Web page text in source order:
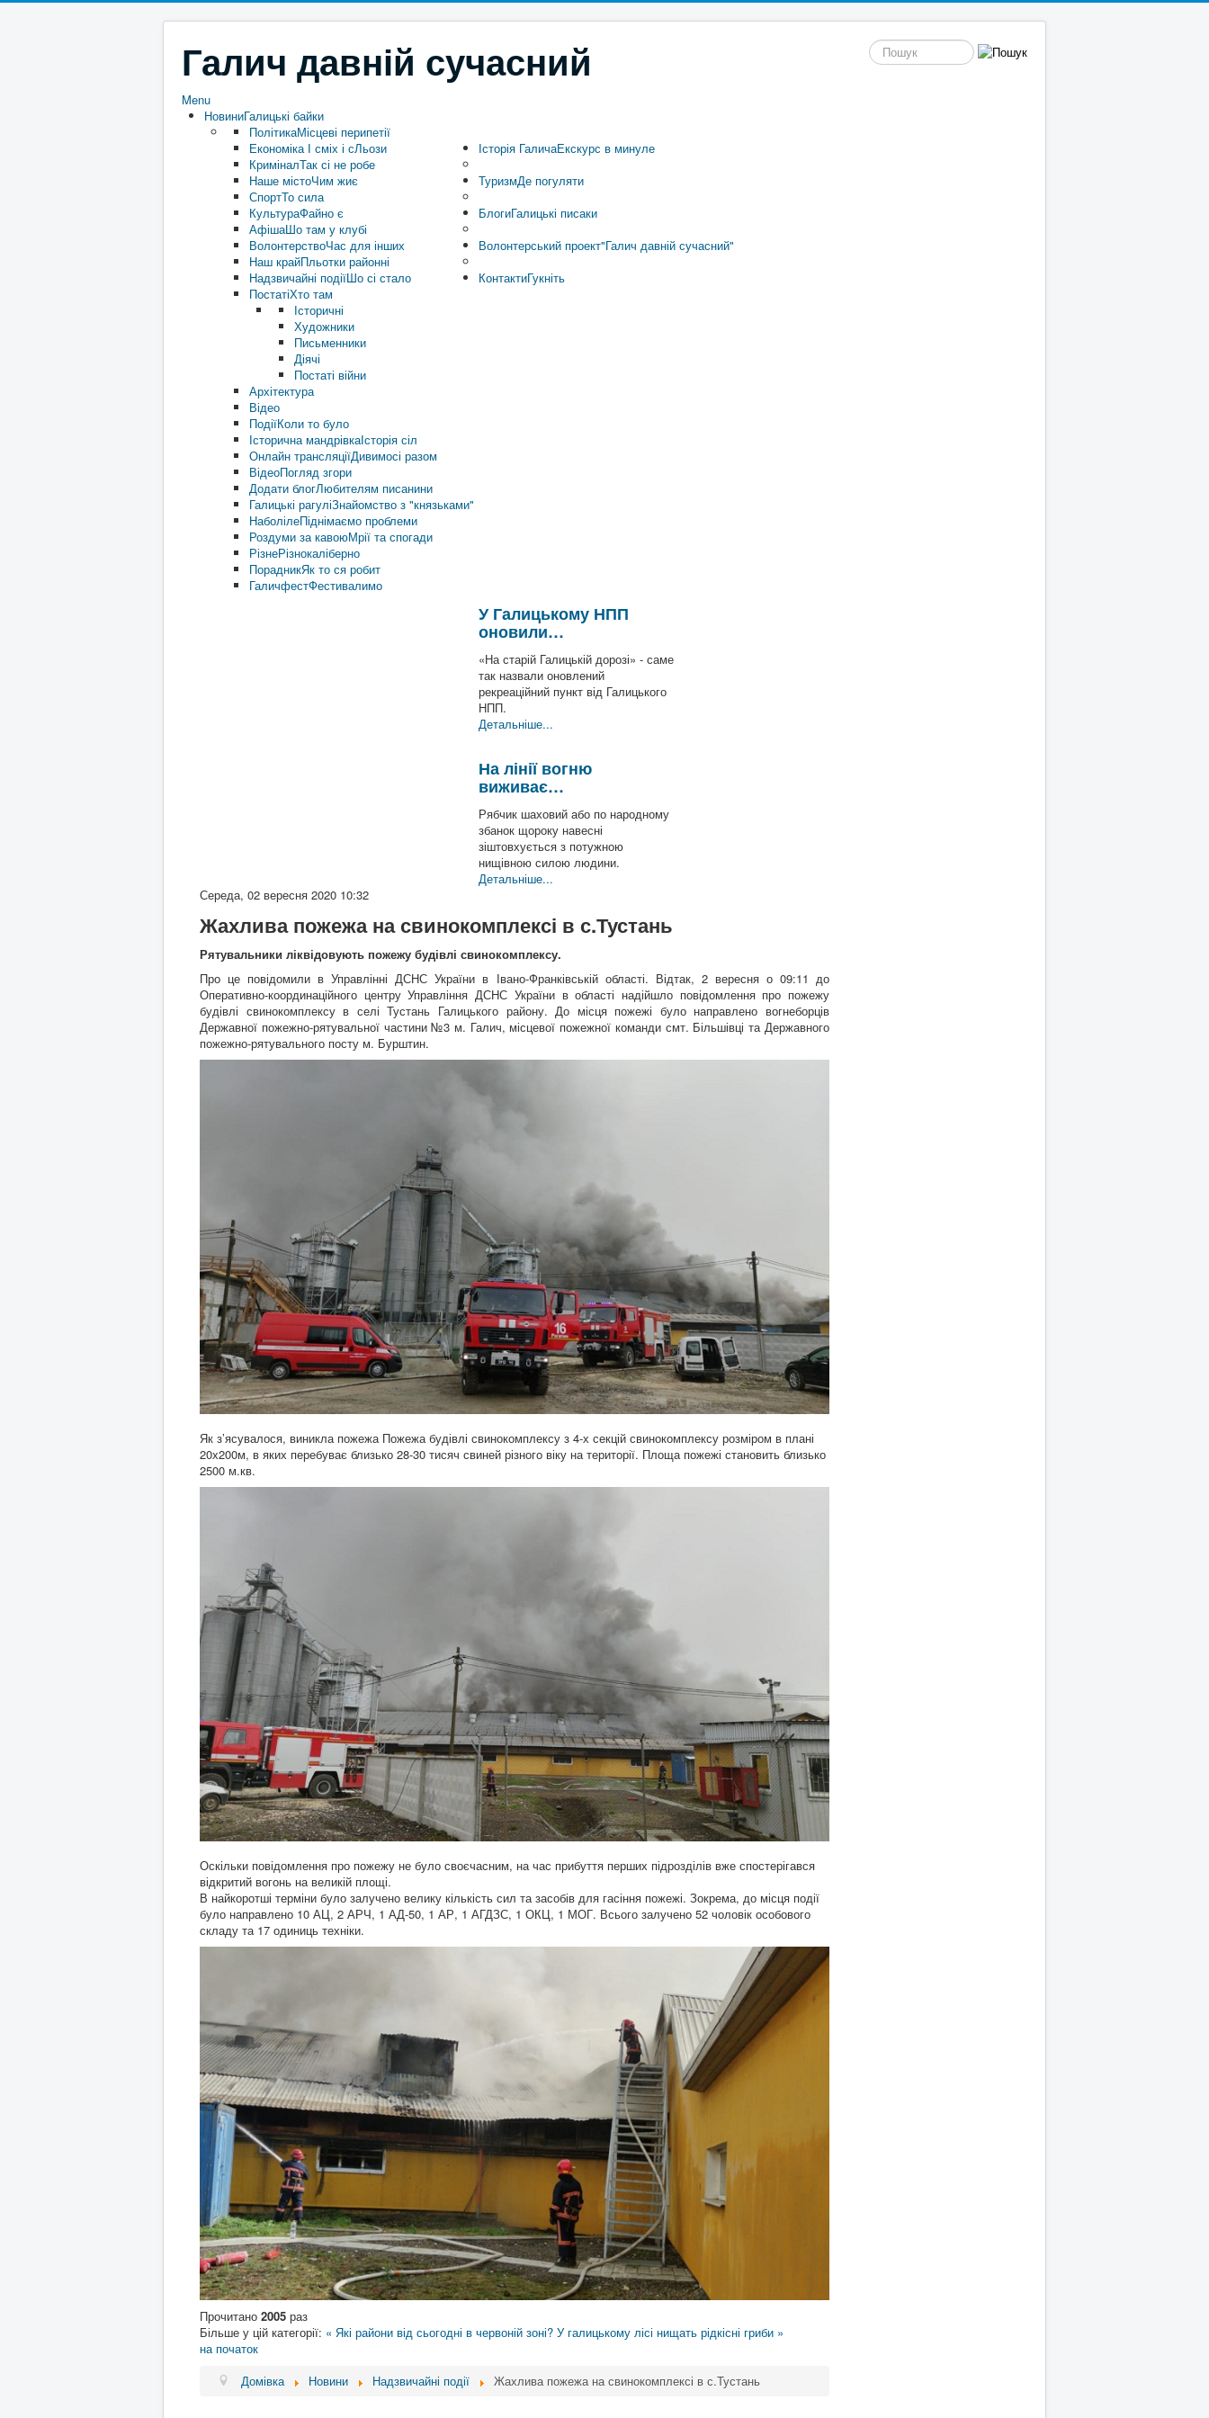
Галич давній сучасний пошук
Menu
НовиниГалицькі байки
ПолітикаМісцеві перипетії
ЕкономікаІ сміх і сЛьози
КриміналТак сі не робе
Наше містоЧим жиє
СпортТо сила
КультураФайно є
АфішаШо там у клубі
ВолонтерствоЧас для інших
Наш крайПльотки районні
Надзвичайні подіїШо сі стало
Історія ГаличаЕкскурс в минуле
ПостатіХто там
Історичні
Художники
Письменники
Діячі
Постаті війни
Архітектура
Відео
ПодіїКоли то було
Історична мандрівкаІсторія сіл
ТуризмДе погуляти
Онлайн трансляціїДивимосі разом
ВідеоПогляд згори
БлогиГалицькі писаки
Додати блогЛюбителям писанини
Галицькі рагуліЗнайомство з "князьками"
НаболілеПіднімаємо проблеми
Роздуми за кавоюМрії та спогади
РізнеРізнокаліберно
ПорадникЯк то ся робит
Волонтерський проект"Галич давній сучасний"
ГаличфестФестивалимо
КонтактиГукніть
У Галицькому НПП
оновили…
«На старій Галицькій дорозі» - саме
так назвали оновлений
рекреаційний пункт від Галицького
НПП.
Детальніше...
На лінії вогню
виживає…
Рябчик шаховий або по народному
збанок щороку навесні
зіштовхується з потужною
нищівною силою людини.
Детальніше...
Середа, 02 вересня 2020 10:32
Жахлива пожежа на свинокомплексі в с.Тустань
Рятувальники ліквідовують пожежу будівлі свинокомплексу.
Про це повідомили в Управлінні ДСНС України в Івано-Франківській області. Відтак, 2 вересня о 09:11 до
Оперативно-координаційного центру Управління ДСНС України в області надійшло повідомлення про пожежу
будівлі свинокомплексу в селі Тустань Галицького району. До місця пожежі було направлено вогнеборців
Державної пожежно-рятувальної частини №3 м. Галич, місцевої пожежної команди смт. Більшівці та Державного
пожежно-рятувального посту м. Бурштин.
Як з’ясувалося, виникла пожежа Пожежа будівлі свинокомплексу з 4-х секцій свинокомплексу розміром в плані
20х200м, в яких перебуває близько 28-30 тисяч свиней різного віку на території. Площа пожежі становить близько
2500 м.кв.
Оскільки повідомлення про пожежу не було своєчасним, на час прибуття перших підрозділів вже спостерігався
відкритий вогонь на великій площі.
В найкоротші терміни було залучено велику кількість сил та засобів для гасіння пожежі. Зокрема, до місця події
було направлено 10 АЦ, 2 АРЧ, 1 АД-50, 1 АР, 1 АГДЗС, 1 ОКЦ, 1 МОГ. Всього залучено 52 чоловік особового
складу та 17 одиниць техніки.
Прочитано 2005 раз
Більше у цій категорії: « Які райони від сьогодні в червоній зоні? У галицькому лісі нищать рідкісні гриби »
на початок
Домівка
Новини Надзвичайні події Жахлива пожежа на свинокомплексі в с.Тустань